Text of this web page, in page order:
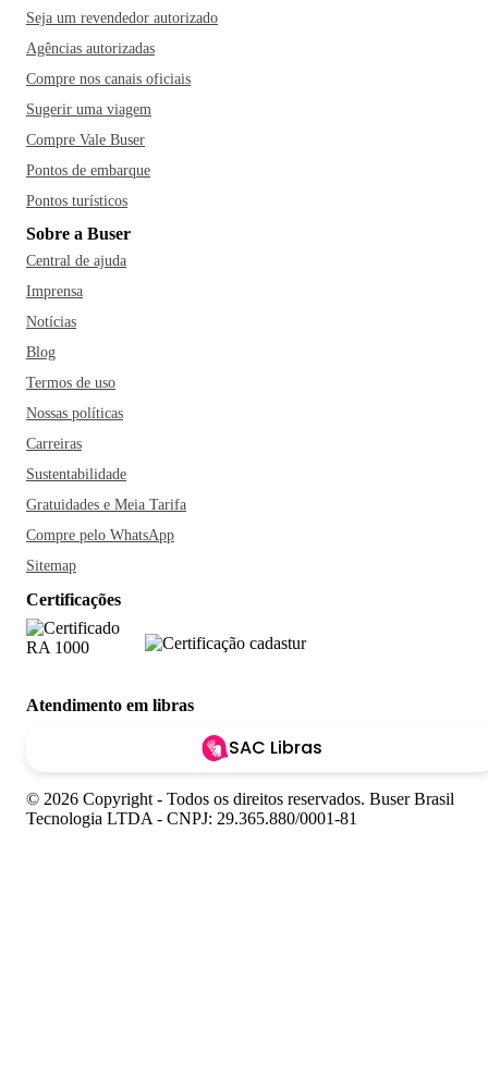
Seja um revendedor autorizado
Agências autorizadas
Compre nos canais oficiais
Sugerir uma viagem
Compre Vale Buser
Pontos de embarque
Pontos turísticos
Sobre a Buser
Central de ajuda
Imprensa
Notícias
Blog
Termos de uso
Nossas políticas
Carreiras
Sustentabilidade
Gratuidades e Meia Tarifa
Compre pelo WhatsApp
Sitemap
Certificações
Atendimento em libras
SAC Libras
© 2026 Copyright - Todos os direitos reservados. Buser Brasil
Tecnologia LTDA - CNPJ: 29.365.880/0001-81